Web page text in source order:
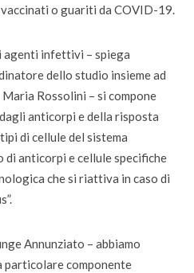
o guariti da COVID-19.
agenti infettivi – spiega
dello studio insieme ad
Rossolini – si compone
anticorpi e della risposta
di cellule del sistema
di anticorpi e cellule specifiche
che si riattiva in caso di
Annunziato – abbiamo
particolare componente